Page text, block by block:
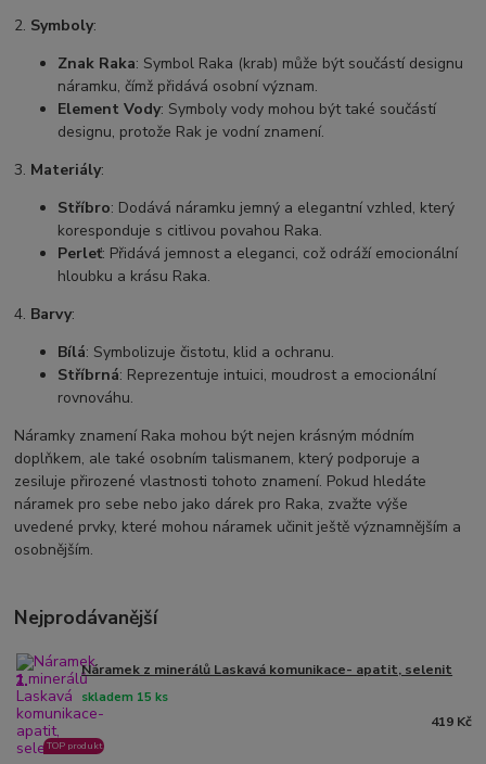
2. Symboly:
Znak Raka: Symbol Raka (krab) může být součástí designu
náramku, čímž přidává osobní význam.
Element Vody: Symboly vody mohou být také součástí
designu, protože Rak je vodní znamení.
3. Materiály:
Stříbro: Dodává náramku jemný a elegantní vzhled, který
koresponduje s citlivou povahou Raka.
Perleť: Přidává jemnost a eleganci, což odráží emocionální
hloubku a krásu Raka.
4. Barvy:
Bílá: Symbolizuje čistotu, klid a ochranu.
Stříbrná: Reprezentuje intuici, moudrost a emocionální
rovnováhu.
Náramky znamení Raka mohou být nejen krásným módním
doplňkem, ale také osobním talismanem, který podporuje a
zesiluje přirozené vlastnosti tohoto znamení. Pokud hledáte
náramek pro sebe nebo jako dárek pro Raka, zvažte výše
uvedené prvky, které mohou náramek učinit ještě významnějším a
osobnějším.
Nejprodávanější
1. Náramek z minerálů Laskavá komunikace- apatit, selenit
skladem 15 ks
TOP produkt
419 Kč